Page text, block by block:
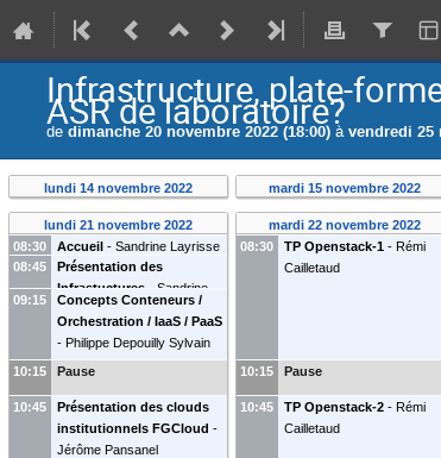
Infrastructure, plate-
ASR de laboratoire?
de dimanche 20 novembre 2022 (18:00) àvendredi 25
lundi 14 novembre 2022 mardi 15 novembre 2022
lundi 21 novembre 2022
08:30
Accueil - Sandrine Layrisse
08:45
Présentation des
Infrastuctures
Sandrine
Layrisse
09:15
Concepts Conteneurs /
Orchestration / IaaS / PaaS
- Philippe Depouilly Sylvain
Maurin (UMR5208)
10:15 Pause
10:45
Présentation des clouds
institutionnels FGCloud -
Jérôme Pansanel
mardi 22 novembre 2022
08:30
TP Openstack-1 - Rémi
Cailletaud
10:15 Pause
10:45 TP Openstack-2 - Rémi
Cailletaud